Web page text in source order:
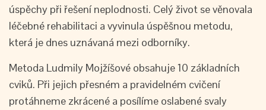
úspěchy při řešení neplodnosti. Celý život se věnovala
léčebné rehabilitaci a vyvinula úspěšnou metodu,
která je dnes uznávaná mezi odborníky.
Metoda Ludmily Mojžíšové obsahuje 10 základních
cviků. Při jejich přesném a pravidelném cvičení
protáhneme zkrácené a posílíme oslabené svaly